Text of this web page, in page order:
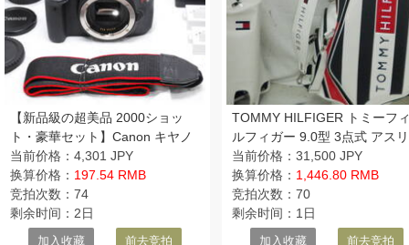
【新品級の超美品 2000ショッ
ト・豪華セット】Canon キヤノ
ン Kiss X5 EF-S 18-55mm IS Ⅱ
当前价格：4,301 JPY
换算价格： 197.54 RMB
竞拍次数：74
剩余时间：2日
加入收藏 前去竞拍
TOMMY HILFIGER トミーフ
ルフィガー 9.0型 3点式 アス
トツアーモデル★未使用
★(WHxNVxRED)ゴルフ キャ
ィバック
当前价格：31,500 JPY
换算价格： 1,446.80 RMB
竞拍次数：70
剩余时间：1日
加入收藏 前去竞拍